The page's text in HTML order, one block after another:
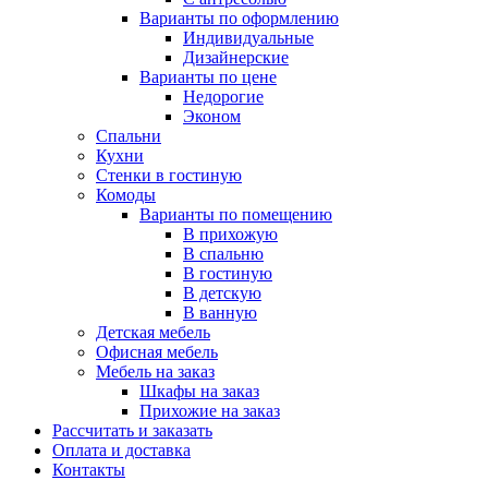
Варианты по оформлению
Индивидуальные
Дизайнерские
Варианты по цене
Недорогие
Эконом
Спальни
Кухни
Стенки в гостиную
Комоды
Варианты по помещению
В прихожую
В спальню
В гостиную
В детскую
В ванную
Детская мебель
Офисная мебель
Мебель на заказ
Шкафы на заказ
Прихожие на заказ
Рассчитать и заказать
Оплата и доставка
Контакты